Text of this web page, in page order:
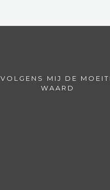
VOLGENS MIJ DE
WAARD